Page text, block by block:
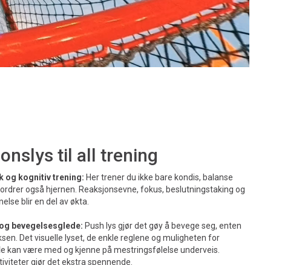
til all trening
og kognitiv trening: Her trener du ikke bare kondis, balanse
også hjernen. Reaksjonsevne, fokus, beslutningstaking og
blir en del av økta.
bevegelsesglede: Push lys gjør det gøy å bevege seg, enten
Det visuelle lyset, de enkle reglene og muligheten for
kan være med og kjenne på mestringsfølelse underveis.
gjør det ekstra spennende.